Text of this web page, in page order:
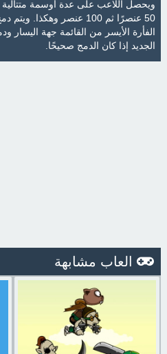
ويحصل اللاعب على عدة أوسمة
50 عنصرًا ثم 100 عنصر
الفأرة الأيسر من القائمة جهة اليسار
الجديد إذا كان الدمج صحيحًا.
العاب مشابهة